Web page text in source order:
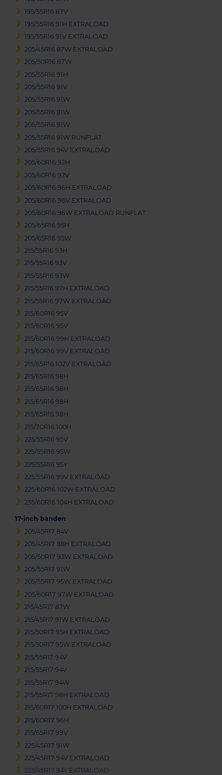
195/55R16 87V
195/55R16 91H EXTRALOAD
195/55R16 91V EXTRALOAD
205/45R16 87W EXTRALOAD
205/50R16 87W
205/55R16 91H
205/55R16 91V
205/55R16 91W
205/55R16 91W
205/55R16 91W
205/55R16 91W RUNFLAT
205/55R16 94V EXTRALOAD
205/60R16 92H
205/60R16 92V
205/60R16 96H EXTRALOAD
205/60R16 96V EXTRALOAD
205/60R16 96W EXTRALOAD RUNFLAT
205/65R16 95H
205/65R16 95W
215/55R16 93H
215/55R16 93V
215/55R16 93W
215/55R16 97H EXTRALOAD
215/55R16 97W EXTRALOAD
215/60R16 95V
215/60R16 95V
215/60R16 99H EXTRALOAD
215/60R16 99V EXTRALOAD
215/65R16 102V EXTRALOAD
215/65R16 98H
215/65R16 98H
215/65R16 98H
215/65R16 98H
215/70R16 100H
225/55R16 95V
225/55R16 95W
225/55R16 95Y
225/55R16 99V EXTRALOAD
225/60R16 102W EXTRALOAD
235/60R16 104H EXTRALOAD
17-inch banden
205/45R17 84V
205/45R17 88H EXTRALOAD
205/50R17 93W EXTRALOAD
205/55R17 91W
205/55R17 95W EXTRALOAD
205/60R17 97W EXTRALOAD
215/45R17 87W
215/45R17 91W EXTRALOAD
215/50R17 95H EXTRALOAD
215/50R17 95W EXTRALOAD
215/55R17 94V
215/55R17 94V
215/55R17 94W
215/55R17 98H EXTRALOAD
215/60R17 100H EXTRALOAD
215/60R17 96H
215/65R17 99V
225/45R17 91W
225/45R17 94V EXTRALOAD
225/45R17 94Y EXTRALOAD